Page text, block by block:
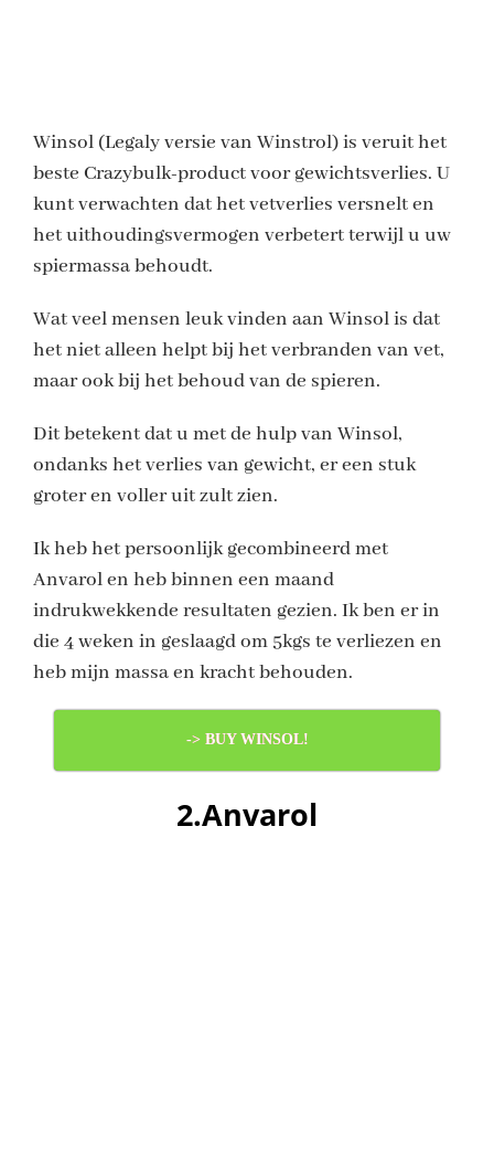
Winsol (Legaly versie van Winstrol) is veruit het
beste Crazybulk-product voor gewichtsverlies. U
kunt verwachten dat het vetverlies versnelt en
het uithoudingsvermogen verbetert terwijl u uw
spiermassa behoudt.
Wat veel mensen leuk vinden aan Winsol is dat
het niet alleen helpt bij het verbranden van vet,
maar ook bij het behoud van de spieren.
Dit betekent dat u met de hulp van Winsol,
ondanks het verlies van gewicht, er een stuk
groter en voller uit zult zien.
Ik heb het persoonlijk gecombineerd met
Anvarol en heb binnen een maand
indrukwekkende resultaten gezien. Ik ben er in
die 4 weken in geslaagd om 5kgs te verliezen en
heb mijn massa en kracht behouden.
-> BUY WINSOL!
2.Anvarol